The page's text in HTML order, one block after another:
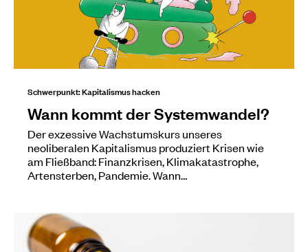
Schwerpunkt: Kapitalismus hacken
Wann kommt der Systemwandel?
Der exzessive Wachstumskurs unseres
neoliberalen Kapitalismus produziert Krisen wie
am Fließband: Finanzkrisen, Klimakatastrophe,
Artensterben, Pandemie. Wann…